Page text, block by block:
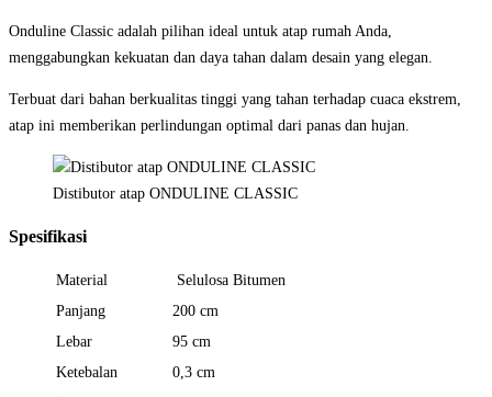
Onduline Classic adalah pilihan ideal untuk atap rumah Anda,
menggabungkan kekuatan dan daya tahan dalam desain yang elegan.
Terbuat dari bahan berkualitas tinggi yang tahan terhadap cuaca ekstrem,
atap ini memberikan perlindungan optimal dari panas dan hujan.
Distibutor atap ONDULINE CLASSIC
Spesifikasi
Material
Selulosa Bitumen
Panjang
200 cm
Lebar
95 cm
Ketebalan
0,3 cm